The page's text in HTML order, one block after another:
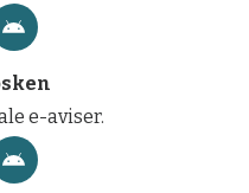
e-aviser.